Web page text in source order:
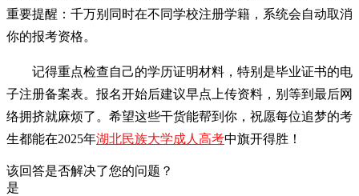
重要提醒：千万别同时在不同学校注册学籍，系统会自动取消
你的报考资格。
记得重点检查自己的学历证明材料，特别是毕业证书的电
子注册备案表。报名开始后建议早点上传资料，别等到最后网
络拥挤就麻烦了。希望这些干货能帮到你，祝愿每位追梦的考
生都能在2025年湖北民族大学成人高考中旗开得胜！
该回答是否解决了您的问题？
是